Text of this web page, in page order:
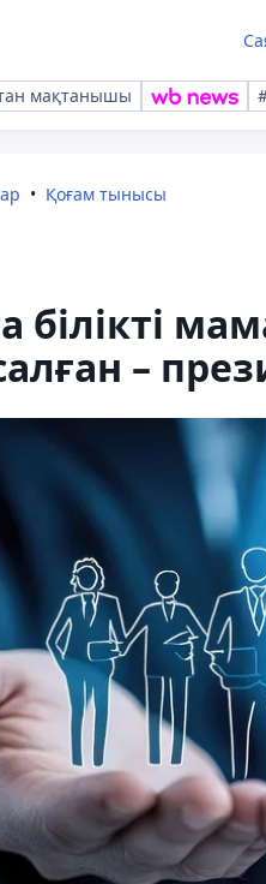
мақтанышы
Қоғам тынысы
білікті
–